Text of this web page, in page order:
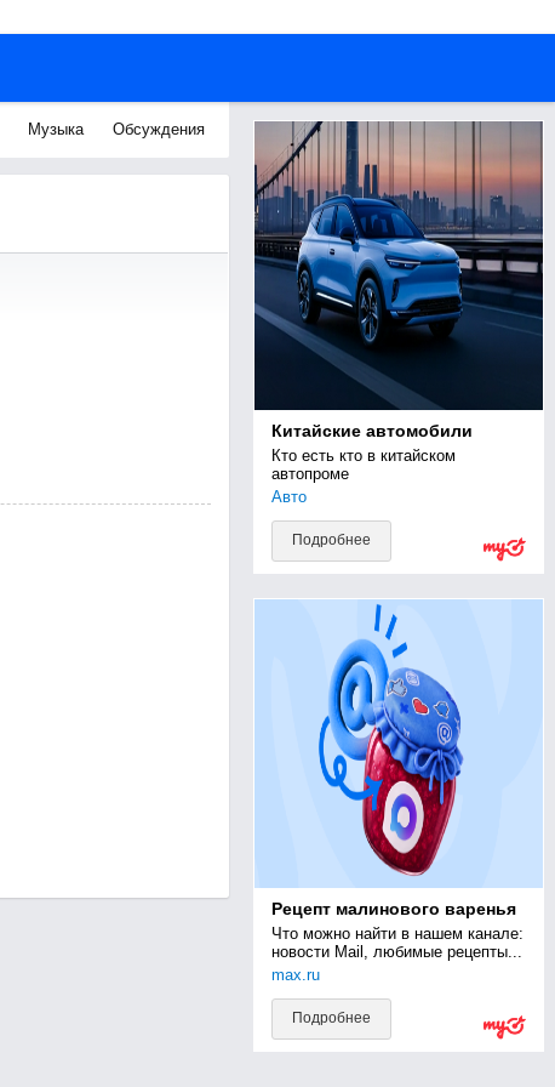
Музыка Обсуждения
Китайские автомобили
Кто есть кто в китайском
автопроме
Авто
Подробнее
Рецепт малинового варенья
Что можно найти в нашем канале:
новости Mail, любимые рецепты...
max.ru
Подробнее